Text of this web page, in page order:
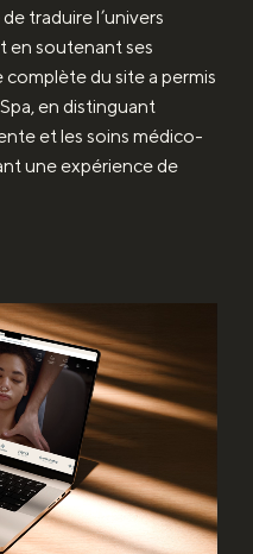
traduire l’univers
en soutenant ses
du site a permis
en distinguant
et les soins médico-
une expérience de